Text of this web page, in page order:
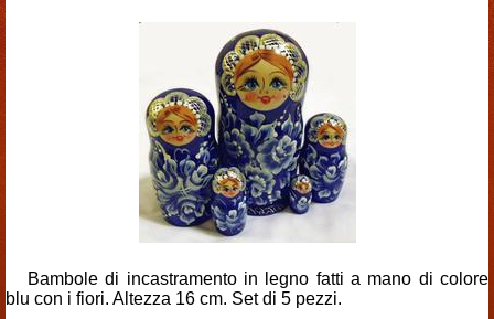
Bambole di incastramento in legno fatti a mano di colore
blu con i fiori. Altezza 16 cm. Set di 5 pezzi.